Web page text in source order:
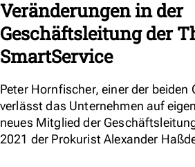
Veränderungen in der
Geschäftsleitung der
SmartService
Peter Hornfischer, einer der beiden
verlässt das Unternehmen auf
neues Mitglied der
2021 der Prokurist Alexander